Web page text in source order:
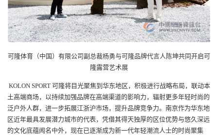
可隆体育（中国）有限公司副总裁杨勇与可隆品牌代言人陈坤共同开启可
隆露营艺术展
KOLON SPORT 可隆将目光聚焦到华东地区，积极进行战略布局，联动本
土高端商场，以持续加强品牌在高端渠道的影响力，辐射更多年轻时尚的
泛户外人群，进一步拓展江浙沪市场，提升品牌竞争力。南京作为华东地
区近年最具发展潜力城市的代表，凭借其得天独厚的区位优势与悠久深远
的文化底蕴闻名中外，现在已逐渐成为新一代年轻潮流人士的时尚聚集